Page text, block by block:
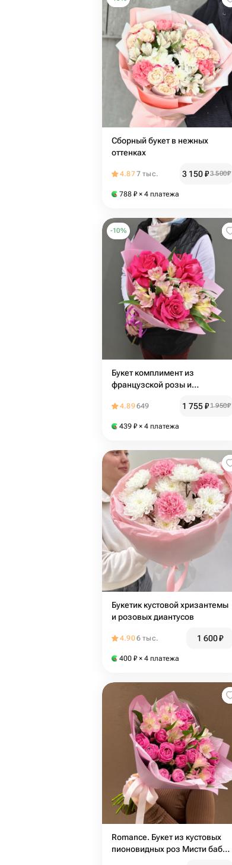
Сборный букет в нежных
оттенках
4.877 тыс. 3 150₽3 500₽
788 ₽ × 4 платежа
-10%
Букет комплимент из
французской розы и
4.89649 1 755₽1 950₽
439 ₽ × 4 платежа
Букетик кустовой хризантемы
и розовых диантусов
4.906 тыс. 1 600₽
400 ₽ × 4 платежа
Romance. Букет из кустовых
пионовидных роз Мисти баблс